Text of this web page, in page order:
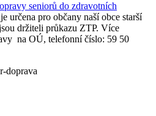
seniorů do zdravotních
určena pro občany naší obce starší
držiteli průkazu ZTP. Více
na OÚ, telefonní číslo: 59 50